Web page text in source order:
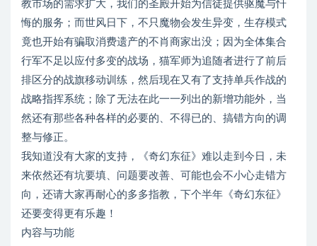
教市场的需求扩大，我们的圣殿开始为信徒提供驱魔与忏
悔的服务；而世风日下，不只魔物会发生异变，生存模式
竟也开始有骗取消费遗产的不肖商家出没；因为全体集合
行军不足以应付多变的战场，猫军师为追随者进行了前后
排区分的战旗移动训练，然后现在又有了支持单兵作战的
战略指挥系统；除了无法在此一一列出的新增功能外，当
然还有那些各种各样的必要的、不得已的、搞错方向的调
整与修正。
我知道没有大家的支持，《奇幻东征》难以走到今日，未
来依然还有坑要填、问题要改善、可能也会不小心走错方
向，还请大家再耐心的多多指教，下个半年《奇幻东征》
还要变得更有乐趣！
内容与功能